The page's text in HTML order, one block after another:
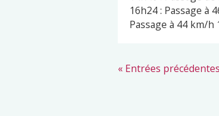
16h24 : Passage à
Passage à 44 km/h
« Entrées précédentes